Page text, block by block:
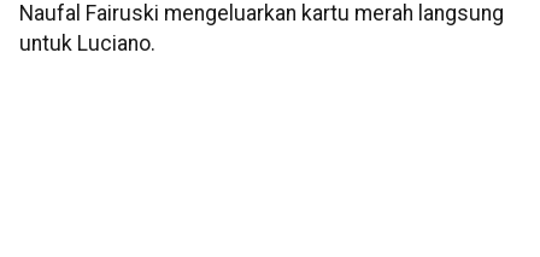
Naufal Fairuski mengeluarkan kartu merah langsung
untuk Luciano.